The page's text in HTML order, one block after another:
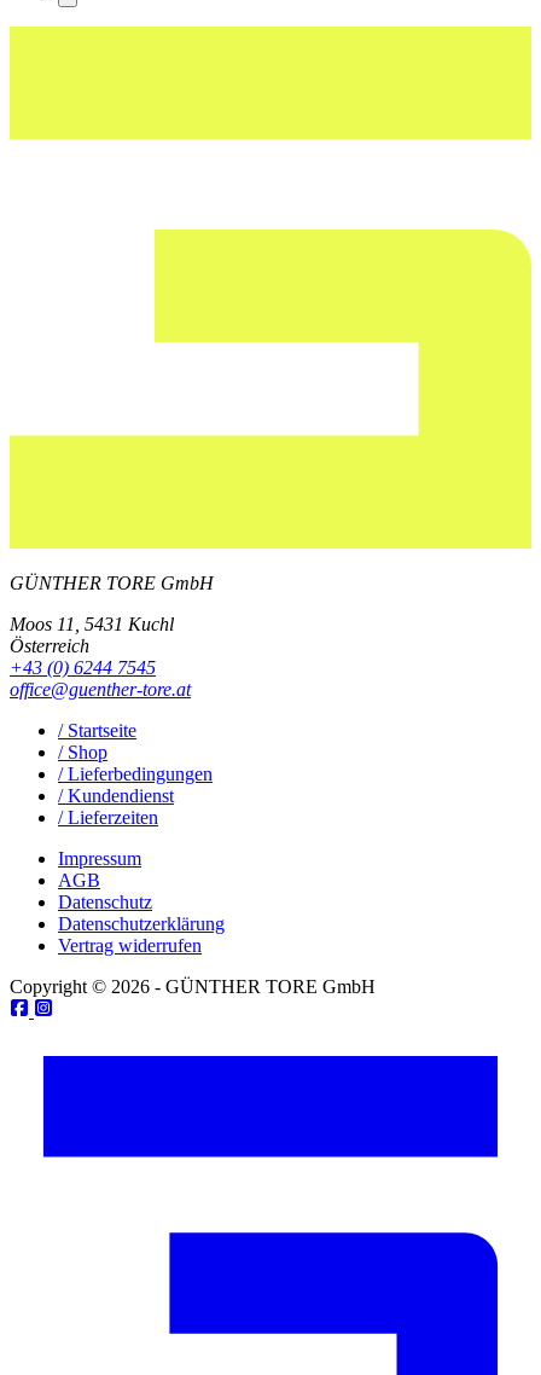
GÜNTHER TORE GmbH
Moos 11, 5431 Kuchl
Österreich
+43 (0) 6244 7545
office@guenther-tore.at
/ Startseite
/ Shop
/ Lieferbedingungen
/ Kundendienst
/ Lieferzeiten
Impressum
AGB
Datenschutz
Datenschutzerklärung
Vertrag widerrufen
Copyright © 2026 - GÜNTHER TORE GmbH